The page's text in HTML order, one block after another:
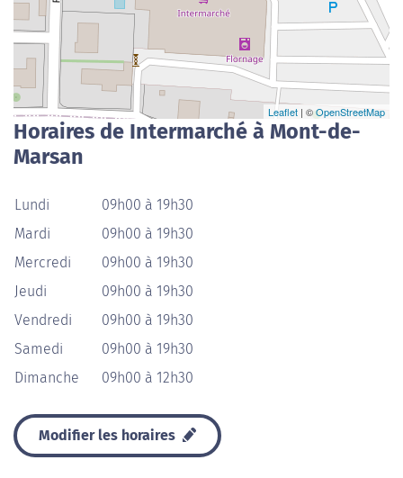
Leaflet | ©OpenStreetMap
Horaires de Intermarché à Mont-de-
Marsan
Lundi
09h00 à 19h30
Mardi
09h00 à 19h30
Mercredi
09h00 à 19h30
Jeudi
09h00 à 19h30
Vendredi
09h00 à 19h30
Samedi
09h00 à 19h30
Dimanche
09h00 à 12h30
Modifier les horaires